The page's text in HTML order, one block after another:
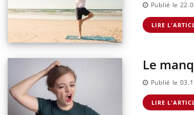
Publié le
LIRE
Le
Publié le
LIRE